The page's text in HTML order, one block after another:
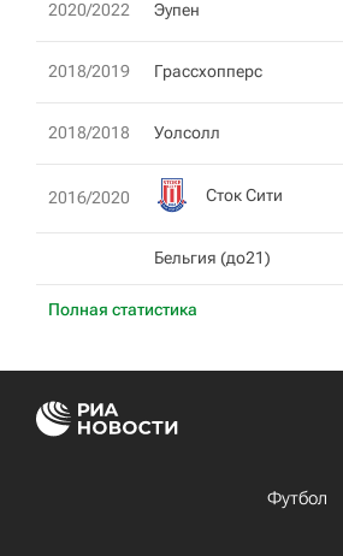
Полная статистика
2020/2022 Эупен
2018/2019 Грассхопперс
2018/2018 Уолсолл
2016/2020 Сток Сити
Бельгия (до21)
Футбол